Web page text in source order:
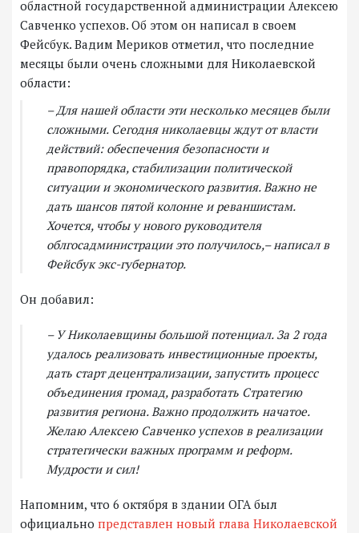
областной государственной администрации Алексею
Савченко успехов. Об этом он написал в своем
Фейсбук. Вадим Мериков отметил, что последние
месяцы были очень сложными для Николаевской
области:
– Для нашей области эти несколько месяцев были
сложными. Сегодня николаевцы ждут от власти
действий: обеспечения безопасности и
правопорядка, стабилизации политической
ситуации и экономического развития. Важно не
дать шансов пятой колонне и реваншистам.
Хочется, чтобы у нового руководителя
облгосадминистрации это получилось,– написал в
Фейсбук экс-губернатор.
Он добавил:
– У Николаевщины большой потенциал. За 2 года
удалось реализовать инвестиционные проекты,
дать старт децентрализации, запустить процесс
объединения громад, разработать Стратегию
развития региона. Важно продолжить начатое.
Желаю Алексею Савченко успехов в реализации
стратегически важных программ и реформ.
Мудрости и сил!
Напомним, что 6 октября в здании ОГА был
официально представлен новый глава Николаевской